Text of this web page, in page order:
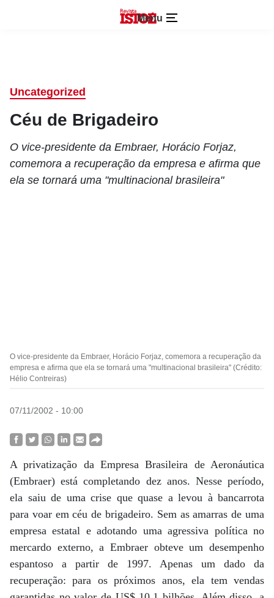
Menu
Uncategorized
Céu de Brigadeiro
O vice-presidente da Embraer, Horácio Forjaz,
comemora a recuperação da empresa e afirma que
ela se tornará uma "multinacional brasileira"
O vice-presidente da Embraer, Horácio Forjaz, comemora a recuperação da
empresa e afirma que ela se tornará uma "multinacional brasileira" (Crédito:
Hélio Contreiras)
07/11/2002 - 10:00
A privatização da Empresa Brasileira de Aeronáutica
(Embraer) está completando dez anos. Nesse período,
ela saiu de uma crise que quase a levou à bancarrota
para voar em céu de brigadeiro. Sem as amarras de uma
empresa estatal e adotando uma agressiva política no
mercardo externo, a Embraer obteve um desempenho
espantoso a partir de 1997. Apenas um dado da
recuperação: para os próximos anos, ela tem vendas